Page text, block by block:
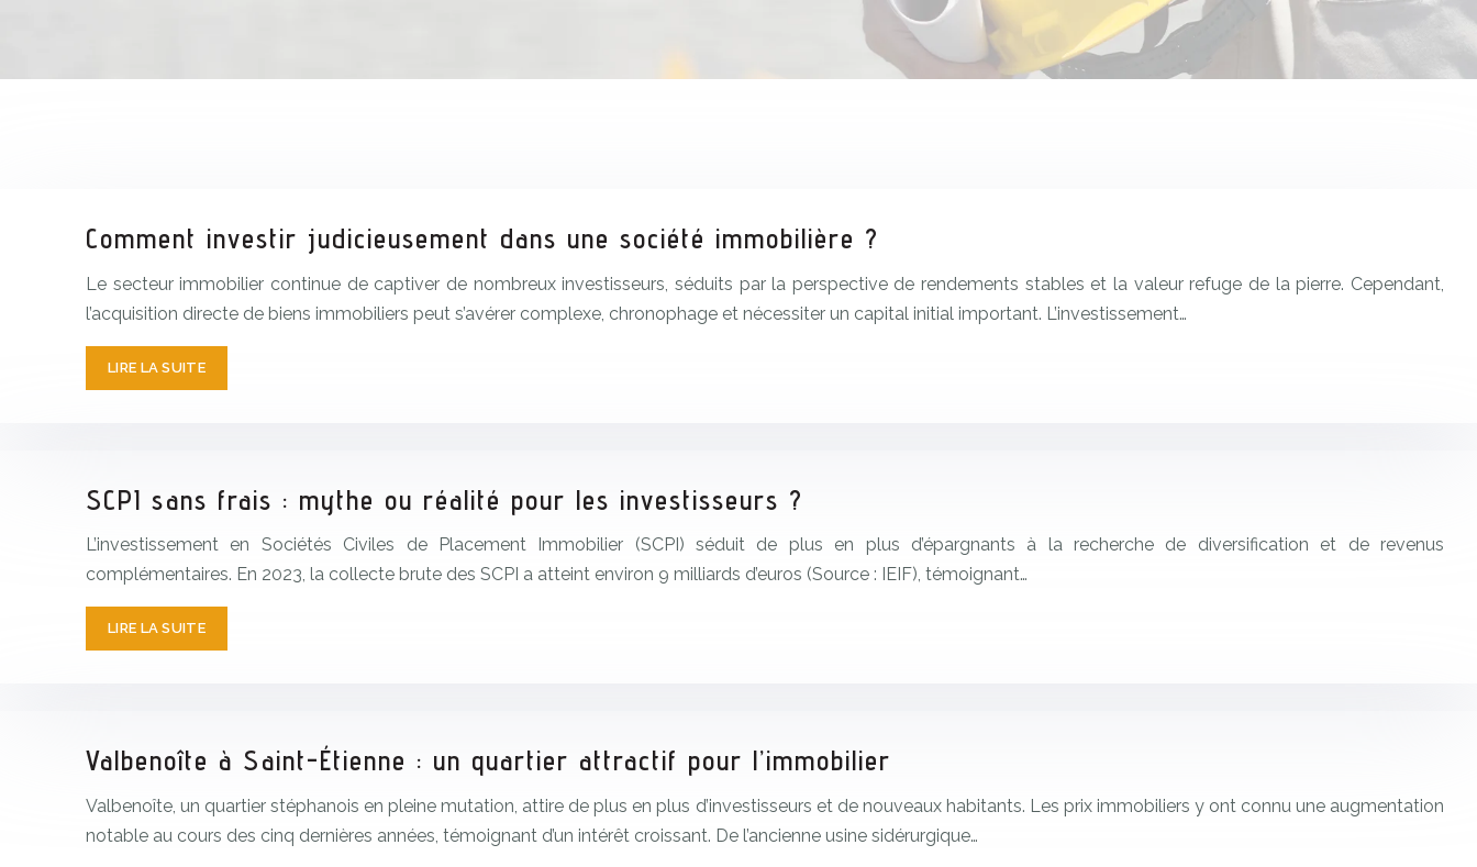
Comment investir judicieusement dans une société immobilière ?
Le secteur immobilier continue de captiver de nombreux investisseurs, séduits par la perspective de rendements stables et la valeur refuge de la pierre. Cependant,
l’acquisition directe de biens immobiliers peut s’avérer complexe, chronophage et nécessiter un capital initial important. L’investissement…
LIRE LA SUITE
SCPI sans frais : mythe ou réalité pour les investisseurs ?
L’investissement en Sociétés Civiles de Placement Immobilier (SCPI) séduit de plus en plus d’épargnants à la recherche de diversification et de revenus
complémentaires. En 2023, la collecte brute des SCPI a atteint environ 9 milliards d’euros (Source : IEIF), témoignant…
LIRE LA SUITE
Valbenoîte à Saint-Étienne : un quartier attractif pour l’immobilier
Valbenoîte, un quartier stéphanois en pleine mutation, attire de plus en plus d’investisseurs et de nouveaux habitants. Les prix immobiliers y ont connu une augmentation
notable au cours des cinq dernières années, témoignant d’un intérêt croissant. De l’ancienne usine sidérurgique…